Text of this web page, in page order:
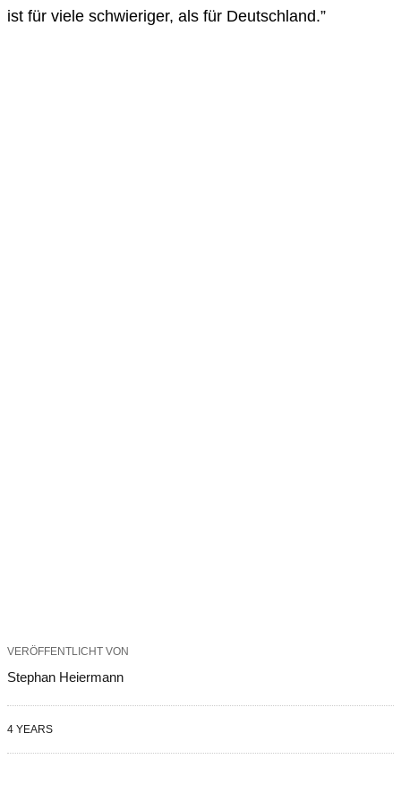
ist für viele schwieriger, als für Deutschland.”
VERÖFFENTLICHT VON
Stephan Heiermann
4 YEARS